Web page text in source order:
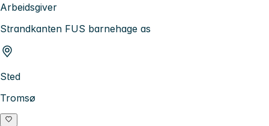
Arbeidsgiver
Strandkanten FUS barnehage as
Sted
Tromsø